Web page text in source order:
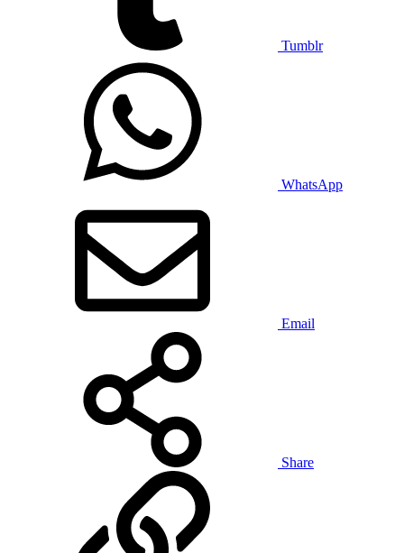
Tumblr
WhatsApp
Email
Share